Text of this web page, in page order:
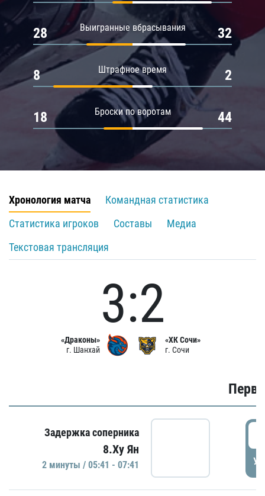
Выигранные вбрасывания
28 32
Штрафное время
8 2
Броски по воротам
18 44
Хронология матча
Командная статистика
Статистика игроков
Составы
Медиа
Текстовая трансляция
«Драконы»
г. Шанхай
3:2
«ХК Сочи»
г. Сочи
Задержка соперника
8.Ху Ян
2 минуты / 05:41 - 07:41